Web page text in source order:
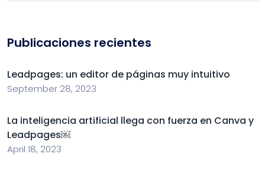
Publicaciones recientes
Leadpages: un editor de páginas muy intuitivo
September 28, 2023
La inteligencia artificial llega con fuerza en Canva y
Leadpages￼
April 18, 2023